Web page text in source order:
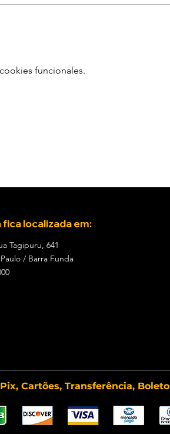
funcionales.
fica localizada em:
Tagipuru, 641
/ Barra Funda
Cartões, Transferência, Boleto